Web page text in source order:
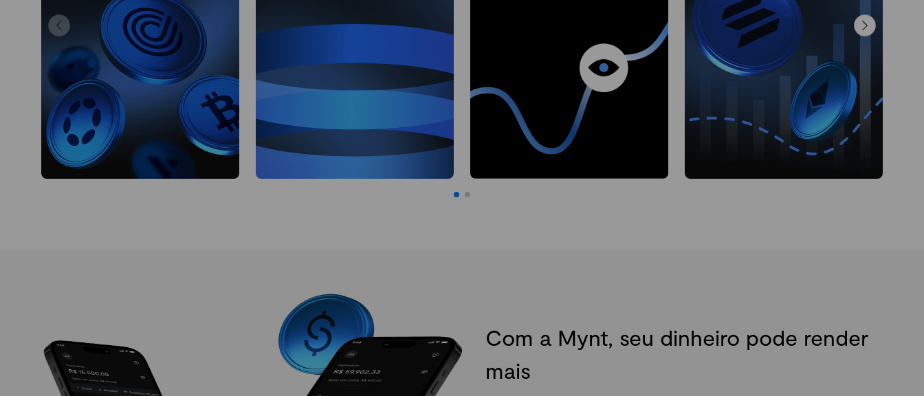
Com a Mynt, seu dinheiro pode render
mais